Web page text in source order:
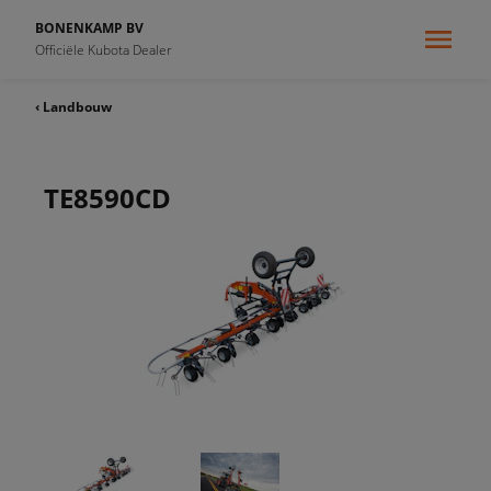
BONENKAMP BV
Officiële Kubota Dealer
‹ Landbouw
TE8590CD